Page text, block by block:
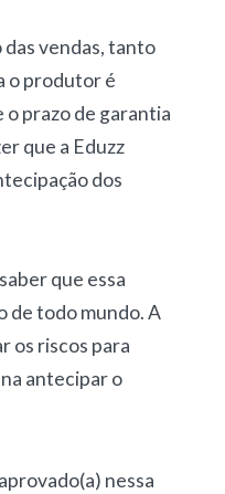
vendas, tanto
o produtor é
o prazo de garantia
que a Eduzz
dos
que essa
de todo mundo. A
os riscos para
antecipar o
nessa